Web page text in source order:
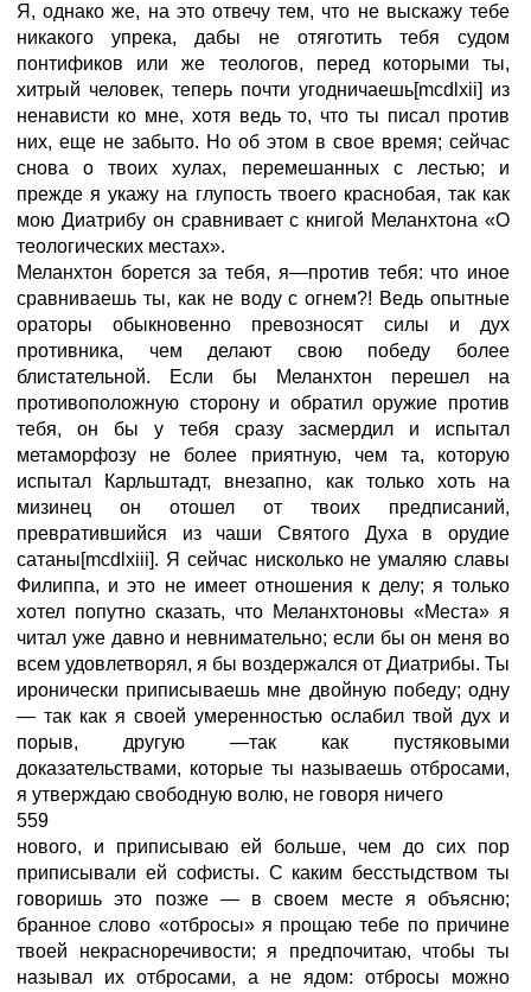
Я, однако же, на это отвечу тем, что не выскажу тебе
никакого упрека, дабы не отяготить тебя судом
понтификов или же теологов, перед которыми ты,
хитрый человек, теперь почти угодничаешь[mcdlxii] из
ненависти ко мне, хотя ведь то, что ты писал против
них, еще не забыто. Но об этом в свое время; сейчас
снова о твоих хулах, перемешанных с лестью; и
прежде я укажу на глупость твоего краснобая, так как
мою Диатрибу он сравнивает с книгой Меланхтона «О
теологических местах».
Меланхтон борется за тебя, я—против тебя: что иное
сравниваешь ты, как не воду с огнем?! Ведь опытные
ораторы обыкновенно превозносят силы и дух
противника, чем делают свою победу более
блистательной. Если бы Меланхтон перешел на
противоположную сторону и обратил оружие против
тебя, он бы у тебя сразу засмердил и испытал
метаморфозу не более приятную, чем та, которую
испытал Карльштадт, внезапно, как только хоть на
мизинец он отошел от твоих предписаний,
превратившийся из чаши Святого Духа в орудие
сатаны[mcdlxiii]. Я сейчас нисколько не умаляю славы
Филиппа, и это не имеет отношения к делу; я только
хотел попутно сказать, что Меланхтоновы «Места» я
читал уже давно и невнимательно; если бы он меня во
всем удовлетворял, я бы воздержался от Диатрибы. Ты
иронически приписываешь мне двойную победу; одну
— так как я своей умеренностью ослабил твой дух и
порыв, другую —так как пустяковыми
доказательствами, которые ты называешь отбросами,
я утверждаю свободную волю, не говоря ничего
559
нового, и приписываю ей больше, чем до сих пор
приписывали ей софисты. С каким бесстыдством ты
говоришь это позже — в своем месте я объясню;
бранное слово «отбросы» я прощаю тебе по причине
твоей некрасноречивости; я предпочитаю, чтобы ты
называл их отбросами, а не ядом: отбросы можно